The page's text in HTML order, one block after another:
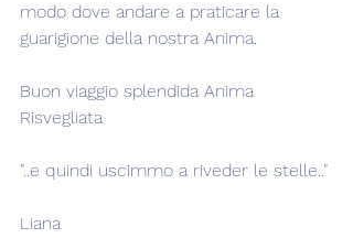
modo dove andare a praticare la
guarigione della nostra Anima.
Buon viaggio splendida Anima
Risvegliata
"..e quindi uscimmo a riveder le stelle.."
Liana